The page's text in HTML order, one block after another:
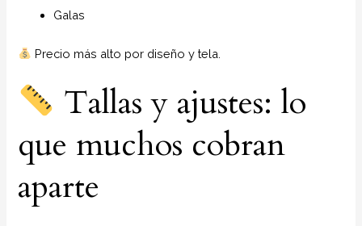
Galas
Precio más alto por diseño y tela.
Tallas y ajustes: lo
que muchos cobran
aparte